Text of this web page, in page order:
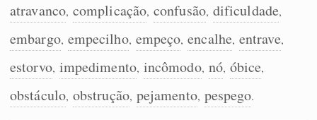
Dicionário
Sinônimos
atravanco, complicação, confusão, dificuldade,
embargo, empecilho, empeço, encalhe, entrave,
estorvo, impedimento, incômodo, nó, óbice,
obstáculo, obstrução, pejamento, pespego.